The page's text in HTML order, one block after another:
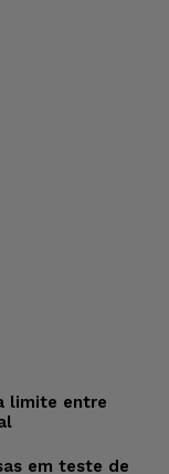
limite entre
em teste de